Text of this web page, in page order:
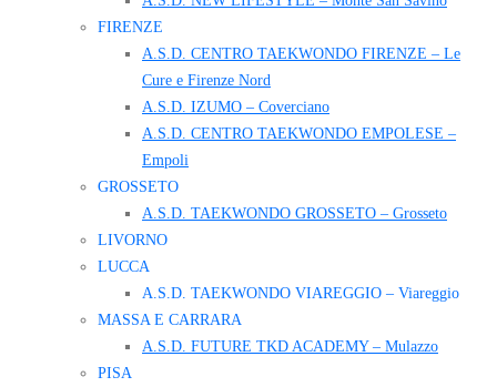
FIRENZE
A.S.D. CENTRO TAEKWONDO FIRENZE – Le
Cure e Firenze Nord
A.S.D. IZUMO – Coverciano
A.S.D. CENTRO TAEKWONDO EMPOLESE –
Empoli
GROSSETO
A.S.D. TAEKWONDO GROSSETO – Grosseto
LIVORNO
LUCCA
A.S.D. TAEKWONDO VIAREGGIO – Viareggio
MASSA E CARRARA
A.S.D. FUTURE TKD ACADEMY – Mulazzo
PISA